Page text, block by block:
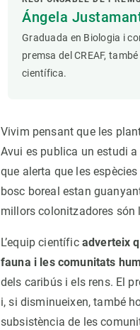
Ángela
Graduada en Biologia i
premsa del CREAF,
científica.
Vivim pensant que les
Avui es publica un estudi a
que alerta que les
bosc boreal estan
millors colonitzadores són
L’equip científic adverteix
fauna i les comunitats
dels caribús i els rens. El
i, si disminueixen, també
subsistència de les